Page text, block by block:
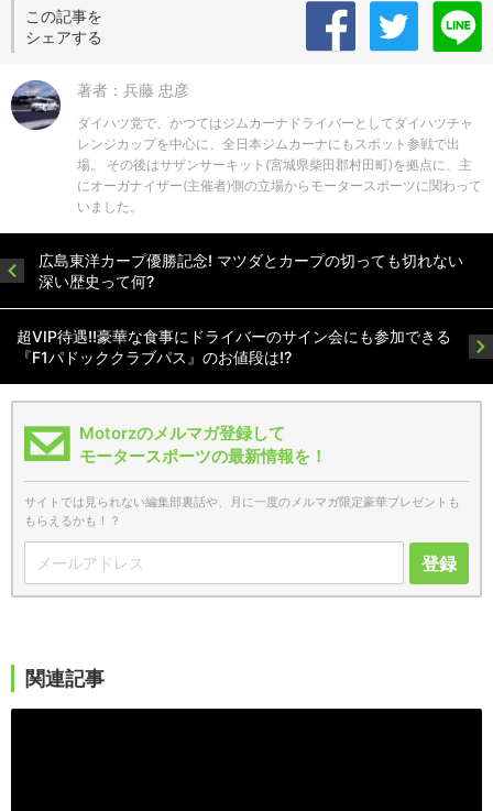
この記事を
シェアする
著者：兵藤 忠彦
ダイハツ党で、かつてはジムカーナドライバーとしてダイハツチャ
レンジカップを中心に、全日本ジムカーナにもスポット参戦で出
場。 その後はサザンサーキット(宮城県柴田郡村田町)を拠点に、主
にオーガナイザー(主催者)側の立場からモータースポーツに関わって
いました。
広島東洋カープ優勝記念! マツダとカープの切っても切れない
深い歴史って何?
超VIP待遇!!豪華な食事にドライバーのサイン会にも参加できる
『F1パドッククラブパス』のお値段は!?
Motorzのメルマガ登録して
モータースポーツの最新情報を！
サイトでは見られない編集部裏話や、月に一度のメルマガ限定豪華プレゼントも
もらえるかも！？
登録
関連記事